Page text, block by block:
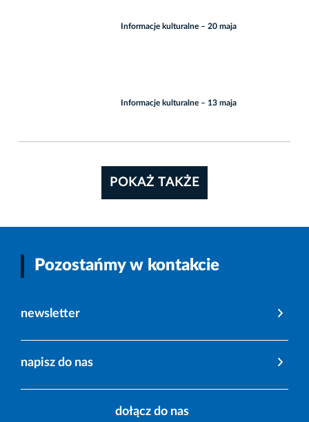
Informacje kulturalne – 20 maja
Informacje kulturalne – 13 maja
POKAŻ TAKŻE
Pozostańmy w kontakcie
newsletter
napisz do nas
dołącz do nas